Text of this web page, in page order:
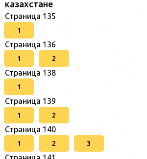
казахстане
Страница 135
1
Страница 136
1 2
Страница 138
1
Страница 139
1 2
Страница 140
1 2 3